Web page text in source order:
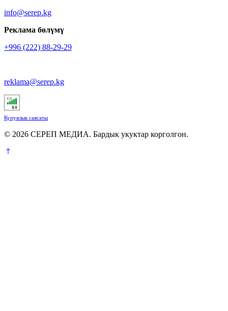
info@serep.kg
Реклама бөлүмү
+996 (222) 88-29-29
reklama@serep.kg
Купуялык саясаты
© 2026 СЕРЕП МЕДИА. Бардык укуктар корголгон.